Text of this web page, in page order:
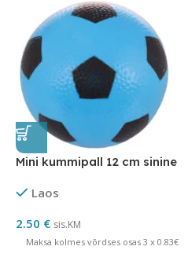
Mini kummipall 12 cm sinine
Laos
2.50 € sis.KM
Maksa kolmes võrdses osas 3 x 0.83€